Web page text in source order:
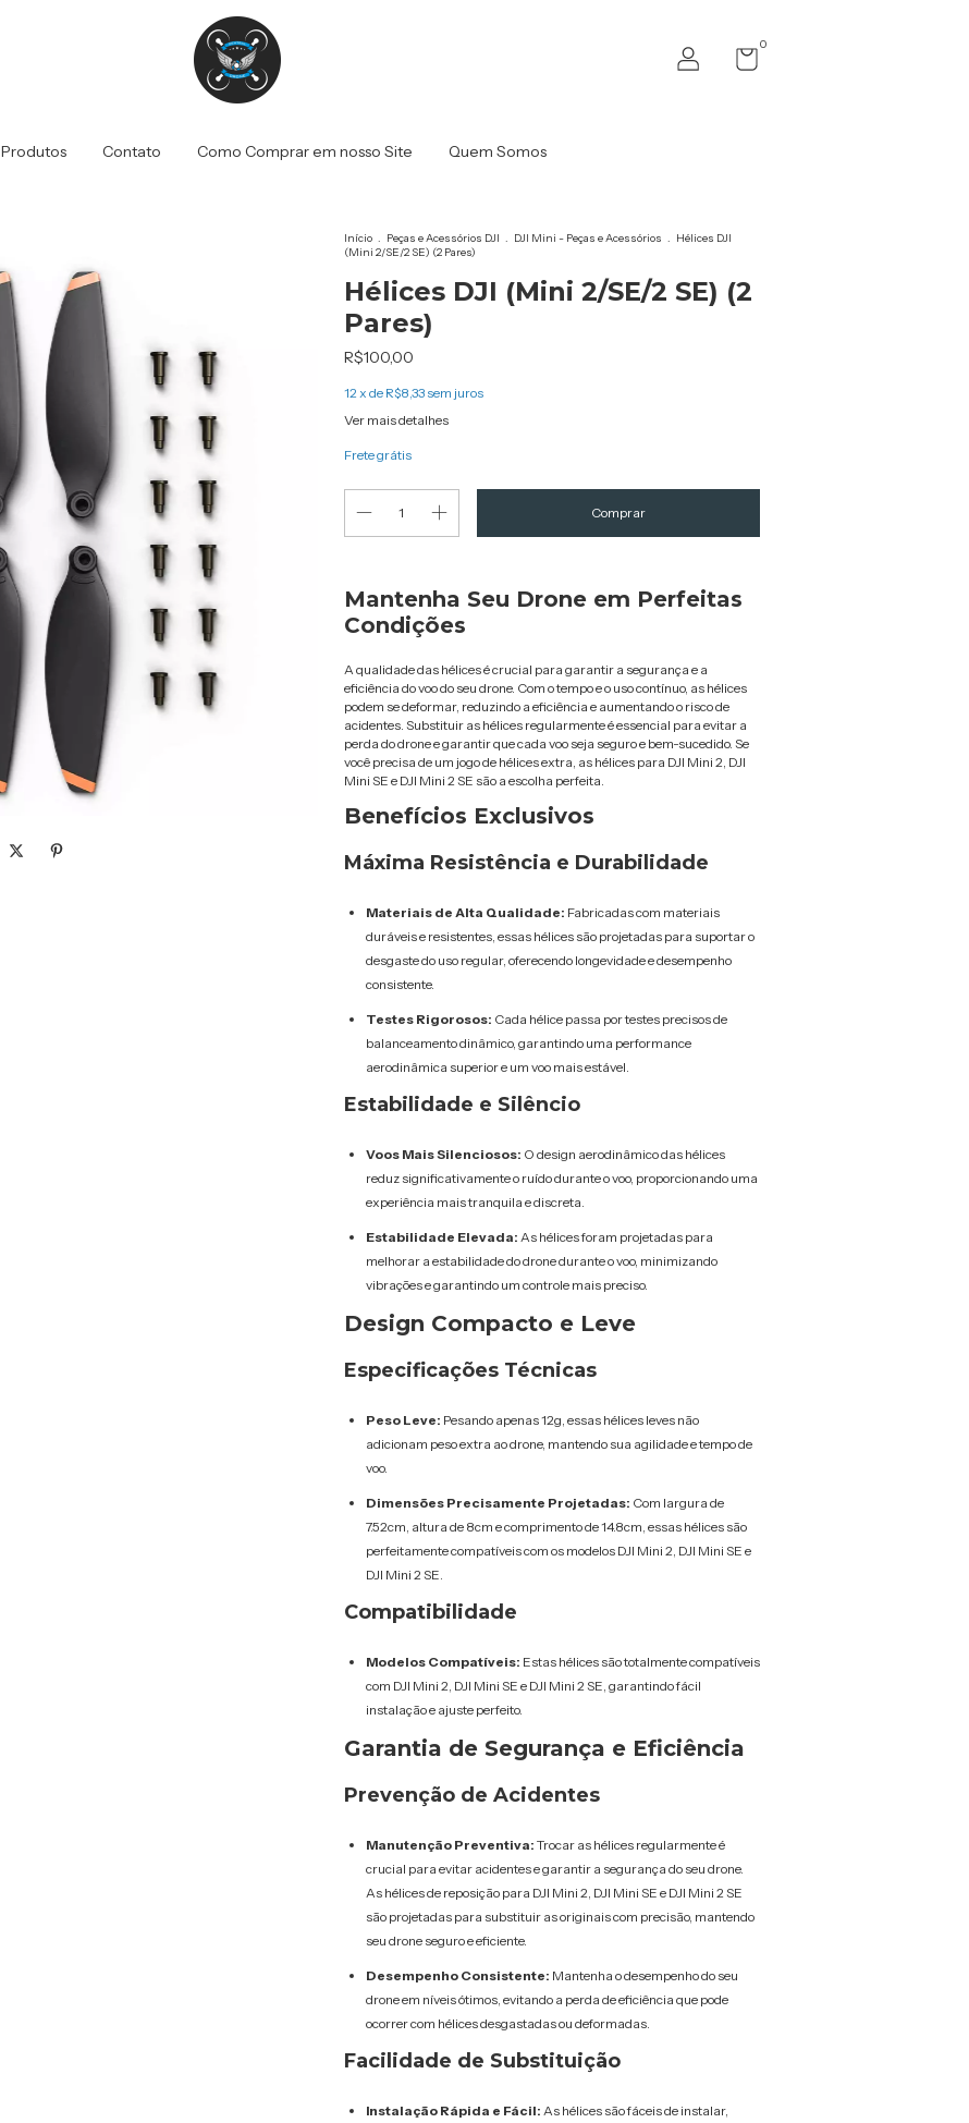
0
Produtos Contato Como Comprar em nosso Site Quem Somos
Início . Peças e Acessórios DJI . DJI Mini - Peças e Acessórios . Hélices DJI
(Mini 2/SE/2 SE) (2 Pares)
Hélices DJI (Mini 2/SE/2 SE) (2
Pares)
R$100,00
12x de R$8,33 sem juros
Ver mais detalhes
Frete grátis
Mantenha Seu Drone em Perfeitas
Condições
A qualidade das hélices é crucial para garantir a segurança e a
eficiência do voo do seu drone. Com o tempo e o uso contínuo, as hélices
podem se deformar, reduzindo a eficiência e aumentando o risco de
acidentes. Substituir as hélices regularmente é essencial para evitar a
perda do drone e garantir que cada voo seja seguro e bem-sucedido. Se
você precisa de um jogo de hélices extra, as hélices para DJI Mini 2, DJI
Mini SE e DJI Mini 2 SE são a escolha perfeita.
Benefícios Exclusivos
Máxima Resistência e Durabilidade
Materiais de Alta Qualidade: Fabricadas com materiais
duráveis e resistentes, essas hélices são projetadas para suportar o
desgaste do uso regular, oferecendo longevidade e desempenho
consistente.
Testes Rigorosos: Cada hélice passa por testes precisos de
balanceamento dinâmico, garantindo uma performance
aerodinâmica superior e um voo mais estável.
Estabilidade e Silêncio
Voos Mais Silenciosos: O design aerodinâmico das hélices
reduz significativamente o ruído durante o voo, proporcionando uma
experiência mais tranquila e discreta.
Estabilidade Elevada: As hélices foram projetadas para
melhorar a estabilidade do drone durante o voo, minimizando
vibrações e garantindo um controle mais preciso.
Design Compacto e Leve
Especificações Técnicas
Peso Leve: Pesando apenas 12g, essas hélices leves não
adicionam peso extra ao drone, mantendo sua agilidade e tempo de
voo.
Dimensões Precisamente Projetadas: Com largura de
7.52cm, altura de 8cm e comprimento de 14.8cm, essas hélices são
perfeitamente compatíveis com os modelos DJI Mini 2, DJI Mini SE e
DJI Mini 2 SE.
Compatibilidade
Modelos Compatíveis: Estas hélices são totalmente compatíveis
com DJI Mini 2, DJI Mini SE e DJI Mini 2 SE, garantindo fácil
instalação e ajuste perfeito.
Garantia de Segurança e Eficiência
Prevenção de Acidentes
Manutenção Preventiva: Trocar as hélices regularmente é
crucial para evitar acidentes e garantir a segurança do seu drone.
As hélices de reposição para DJI Mini 2, DJI Mini SE e DJI Mini 2 SE
são projetadas para substituir as originais com precisão, mantendo
seu drone seguro e eficiente.
Desempenho Consistente: Mantenha o desempenho do seu
drone em níveis ótimos, evitando a perda de eficiência que pode
ocorrer com hélices desgastadas ou deformadas.
Facilidade de Substituição
Instalação Rápida e Fácil: As hélices são fáceis de instalar,